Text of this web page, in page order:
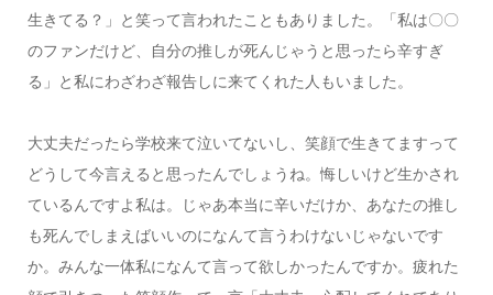
生きてる？」と笑って言われたこともありました。「私は〇〇
のファンだけど、自分の推しが死んじゃうと思ったら辛すぎ
る」と私にわざわざ報告しに来てくれた人もいました。
大丈夫だったら学校来て泣いてないし、笑顔で生きてますって
どうして今言えると思ったんでしょうね。悔しいけど生かされ
ているんですよ私は。じゃあ本当に辛いだけか、あなたの推し
も死んでしまえばいいのになんて言うわけないじゃないです
か。みんな一体私になんて言って欲しかったんですか。疲れた